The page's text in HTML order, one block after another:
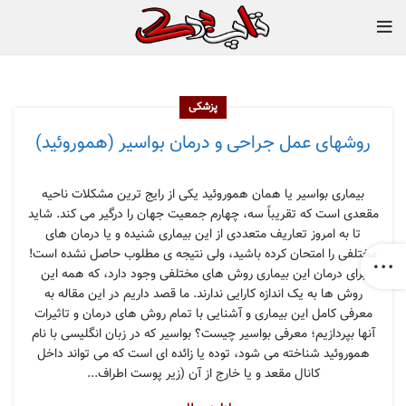
پزشکی
روشهای عمل جراحی و درمان بواسیر (هموروئید)
بیماری بواسیر یا همان هموروئید یکی از رایج ترین مشکلات ناحیه
مقعدی است که تقریباً سه، چهارم جمعیت جهان را درگیر می کند. شاید
تا به امروز تعاریف متعددی از این بیماری شنیده و یا درمان های
مختلفی را امتحان کرده باشید، ولی نتیجه ی مطلوب حاصل نشده است!
برای درمان این بیماری روش های مختلفی وجود دارد، که همه این
روش ها به یک اندازه کارایی ندارند. ما قصد داریم در این مقاله به
معرفی کامل این بیماری و آشنایی با تمام روش های درمان و تاثیرات
آنها بپردازیم؛ معرفی بواسیر چیست؟ بواسیر که در زبان انگلیسی با نام
هموروئید شناخته می شود، توده یا زائده ای است که می تواند داخل
کانال مقعد و یا خارج از آن (زیر پوست اطراف...